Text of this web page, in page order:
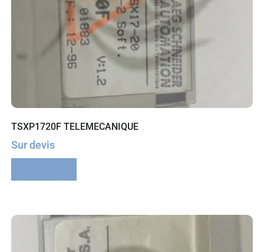
TSXP1720F TELEMECANIQUE
Sur devis